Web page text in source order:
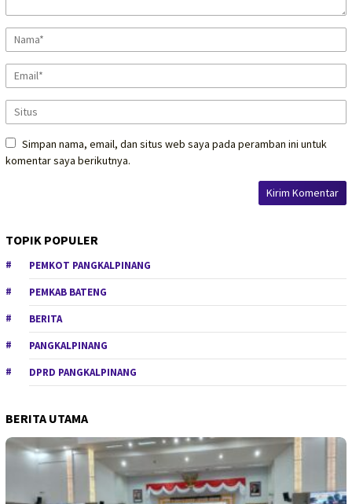
Simpan nama, email, dan situs web saya pada peramban ini untuk
komentar saya berikutnya.
TOPIK POPULER
PEMKOT PANGKALPINANG
PEMKAB BATENG
BERITA
PANGKALPINANG
DPRD PANGKALPINANG
BERITA UTAMA